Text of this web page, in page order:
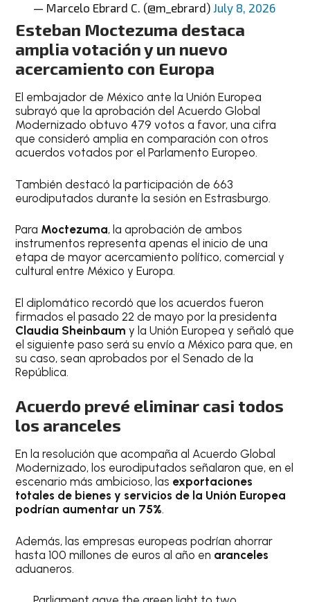
— Marcelo Ebrard C. (@m_ebrard) July 8, 2026
Esteban Moctezuma destaca
amplia votación y un nuevo
acercamiento con Europa
El embajador de México ante la Unión Europea
subrayó que la aprobación del Acuerdo Global
Modernizado obtuvo 479 votos a favor, una cifra
que consideró amplia en comparación con otros
acuerdos votados por el Parlamento Europeo.
También destacó la participación de 663
eurodiputados durante la sesión en Estrasburgo.
Para Moctezuma, la aprobación de ambos
instrumentos representa apenas el inicio de una
etapa de mayor acercamiento político, comercial y
cultural entre México y Europa.
El diplomático recordó que los acuerdos fueron
firmados el pasado 22 de mayo por la presidenta
Claudia Sheinbaum y la Unión Europea y señaló que
el siguiente paso será su envío a México para que, en
su caso, sean aprobados por el Senado de la
República.
Acuerdo prevé eliminar casi todos
los aranceles
En la resolución que acompaña al Acuerdo Global
Modernizado, los eurodiputados señalaron que, en el
escenario más ambicioso, las exportaciones
totales de bienes y servicios de la Unión Europea
podrían aumentar un 75%.
Además, las empresas europeas podrían ahorrar
hasta 100 millones de euros al año en aranceles
aduaneros.